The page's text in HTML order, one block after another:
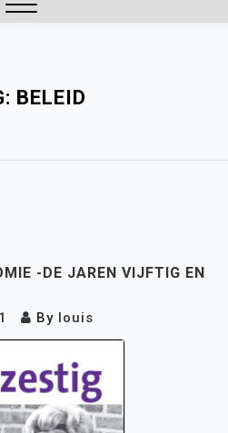
BELEID
-DE JAREN VIJFTIG EN
By louis